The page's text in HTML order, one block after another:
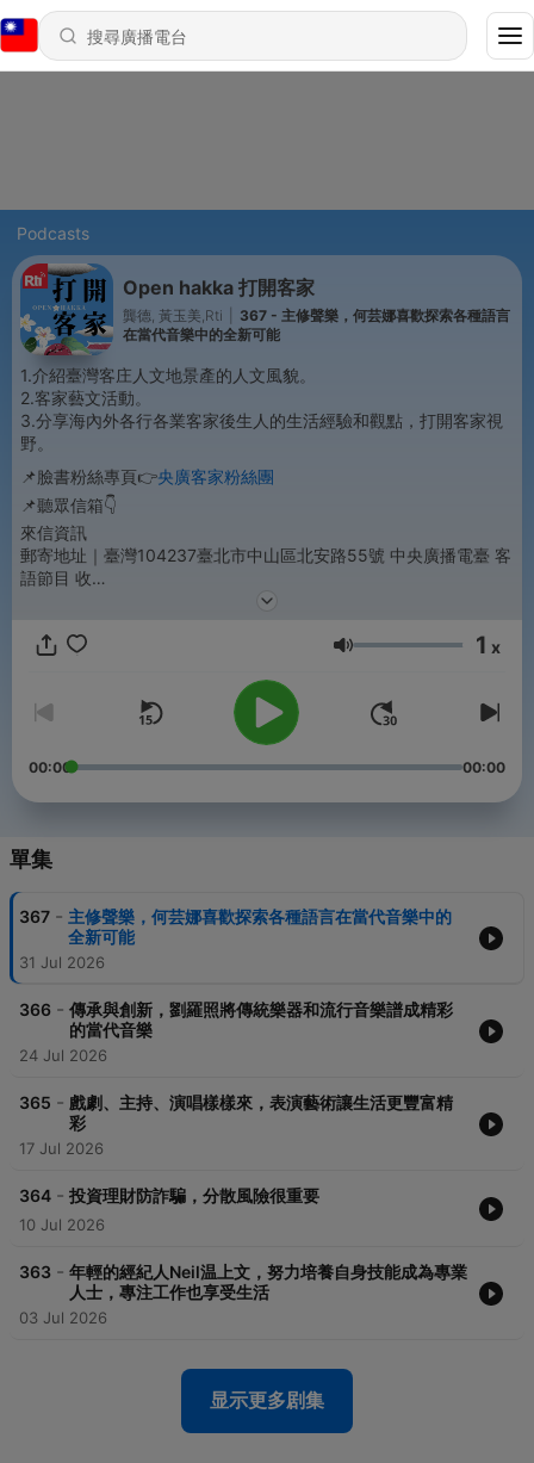
Podcasts
Open hakka 打開客家
龔德, 黃玉美,Rti
367 - 主修聲樂，何芸娜喜歡探索各種語言
在當代音樂中的全新可能
1.介紹臺灣客庄人文地景產的人文風貌。
2.客家藝文活動。
3.分享海內外各行各業客家後生人的生活經驗和觀點，打開客家視
野。
📌臉書粉絲專頁👉央廣客家粉絲團
📌聽眾信箱👇
來信資訊
郵寄地址｜臺灣104237臺北市中山區北安路55號 中央廣播電臺 客
語節目 收
音量 1 x
00:00 00:00
單集
367 - 主修聲樂，何芸娜喜歡探索各種語言在當代音樂中的
全新可能
31 Jul 2026
366 - 傳承與創新，劉羅照將傳統樂器和流行音樂譜成精彩
的當代音樂
24 Jul 2026
365 - 戲劇、主持、演唱樣樣來，表演藝術讓生活更豐富精
彩
17 Jul 2026
364 - 投資理財防詐騙，分散風險很重要
10 Jul 2026
363 - 年輕的經紀人Neil温上文，努力培養自身技能成為專業
人士，專注工作也享受生活
03 Jul 2026
显示更多剧集